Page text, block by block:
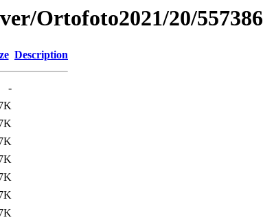
Ortofoto2021/20/557386
Description
-